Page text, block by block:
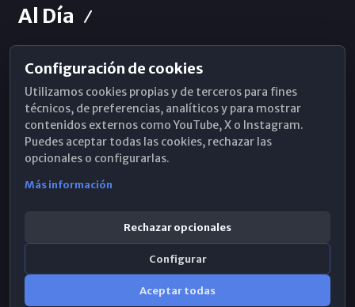
Al Día
Horarios de Misa
Hemeroteca
WhatsApp
Configuración de cookies
Utilizamos cookies propias y de terceros para fines
técnicos, de preferencias, analíticos y para mostrar
contenidos externos como YouTube, X o Instagram.
Puedes aceptar todas las cookies, rechazar las
opcionales o configurarlas.
Más información
Rechazar opcionales
Configurar
Aceptar todas